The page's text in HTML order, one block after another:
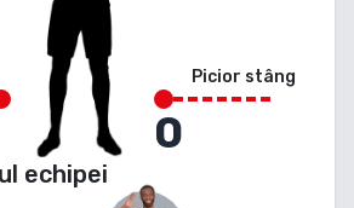
Picior stâng
0
echipei